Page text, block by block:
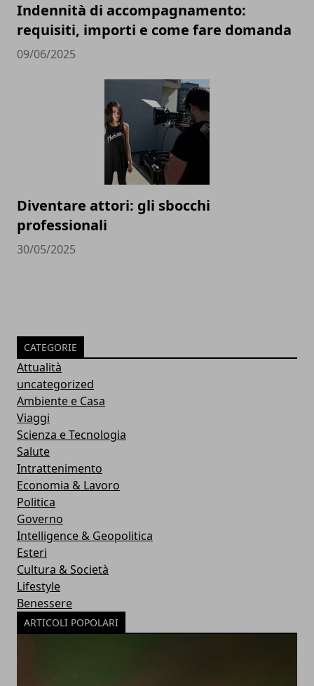
Indennità di accompagnamento:
requisiti, importi e come fare domanda
09/06/2025
Diventare attori: gli sbocchi
professionali
30/05/2025
CATEGORIE
Attualità
uncategorized
Ambiente e Casa
Viaggi
Scienza e Tecnologia
Salute
Intrattenimento
Economia & Lavoro
Politica
Governo
Intelligence & Geopolitica
Esteri
Cultura & Società
Lifestyle
Benessere
ARTICOLI POPOLARI